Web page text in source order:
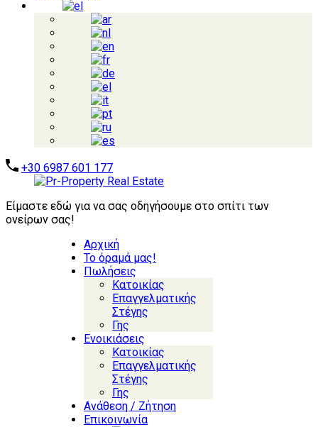
+30 6987 601 177
Είμαστε εδώ για να σας οδηγήσουμε στο σπίτι των
ονείρων σας!
Αρχική
Το όραμά μας!
Πωλήσεις
Κατοικίας
Επαγγελματικής
Στέγης
Γης
Ενοικιάσεις
Κατοικίας
Επαγγελματικής
Στέγης
Γης
Ανάθεση / Ζήτηση
Επικοινωνία